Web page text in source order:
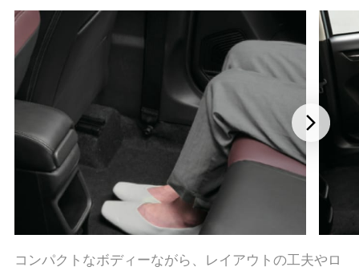
コンパクトなボディーながら、レイアウトの工夫やロ